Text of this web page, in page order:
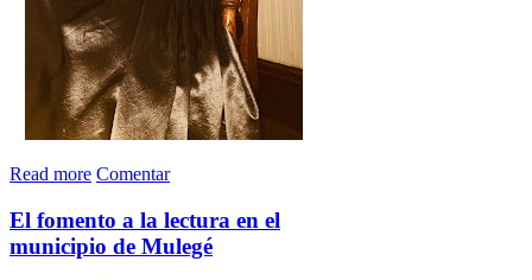
Read more Comentar
El fomento a la lectura en el
municipio de Mulegé